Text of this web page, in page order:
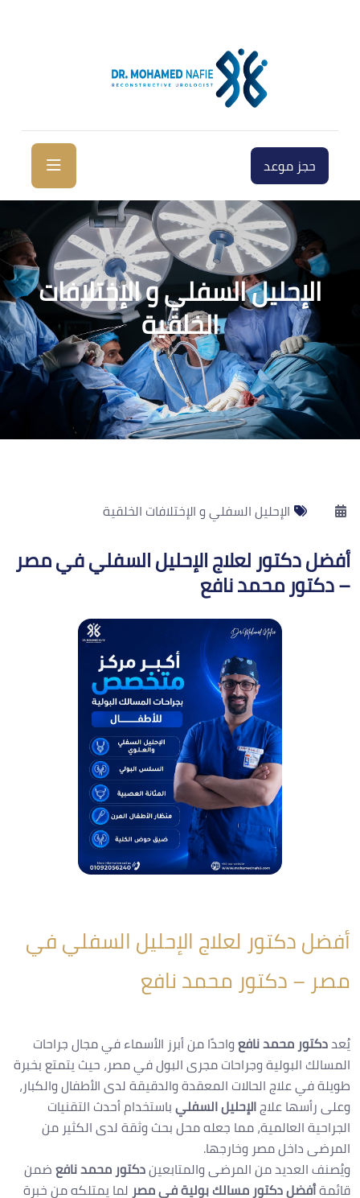
حجز موعد
الإحليل السفلي و الإختلافات
الخلقية
الإحليل السفلي و الإختلافات الخلقية
أفضل دكتور لعلاج الإحليل السفلي في مصر
– دكتور محمد نافع
أفضل دكتور لعلاج الإحليل السفلي في
مصر – دكتور محمد نافع
يُعددكتور محمد نافعواحدًا من أبرز الأسماء في مجال جراحات
المسالك البولية وجراحات مجرى البول في مصر، حيث يتمتع بخبرة
طويلة في علاج الحالات المعقدة والدقيقة لدى الأطفال والكبار،
وعلى رأسها علاجالإحليل السفليباستخدام أحدث التقنيات
الجراحية العالمية، مما جعله محل بحث وثقة لدى الكثير من
المرضى داخل مصر وخارجها.
ويُصنف العديد من المرضى والمتابعيندكتور محمد نافعضمن
قائمةأفضل دكتور مسالك بولية في مصر لما يمتلكه من خبرة